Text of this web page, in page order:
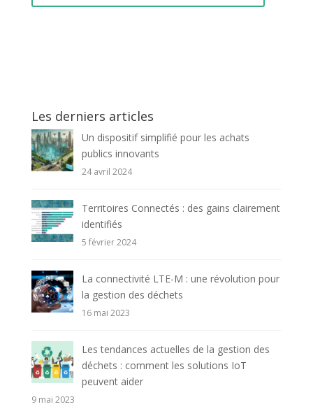
Les derniers articles
Un dispositif simplifié pour les achats
publics innovants
24 avril 2024
Territoires Connectés : des gains clairement
identifiés
5 février 2024
La connectivité LTE-M : une révolution pour
la gestion des déchets
16 mai 2023
Les tendances actuelles de la gestion des
déchets : comment les solutions IoT
peuvent aider
9 mai 2023